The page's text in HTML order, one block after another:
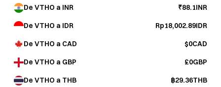
De VTHO a INR ₹88.1INR
De VTHO a IDR Rp18,002.89IDR
De VTHO a CAD $0CAD
De VTHO a GBP £0GBP
De VTHO a THB ฿29.36THB